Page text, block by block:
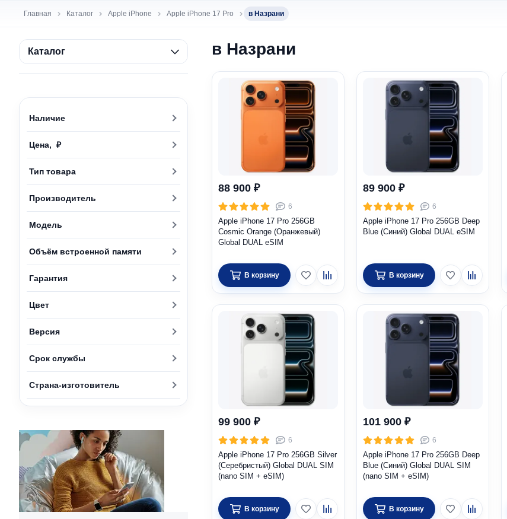
Главная Каталог Apple iPhone Apple iPhone 17 Pro в Назрани
Каталог
Наличие
Цена, ₽
Тип товара
Производитель
Модель
Объём встроенной памяти
Гарантия
Цвет
Версия
Срок службы
Страна-изготовитель
в Назрани
88 900 ₽
6
Apple iPhone 17 Pro 256GB
Cosmic Orange (Оранжевый)
Global DUAL eSIM
В корзину
89 900 ₽
6
Apple iPhone 17 Pro 256GB Deep
Blue (Синий) Global DUAL eSIM
В корзину
99 900 ₽
6
Apple iPhone 17 Pro 256GB Silver
(Серебристый) Global DUAL SIM
(nano SIM + eSIM)
В корзину
101 900 ₽
6
Apple iPhone 17 Pro 256GB Deep
Blue (Синий) Global DUAL SIM
(nano SIM + eSIM)
В корзину